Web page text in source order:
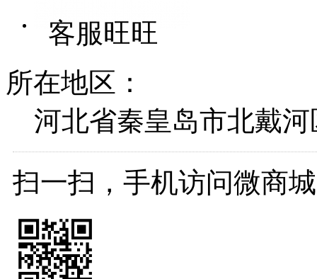
客服旺旺
所在地区：
河北省秦皇岛市北戴河
扫一扫，手机访问微商城